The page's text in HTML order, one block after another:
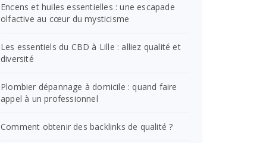
Encens et huiles essentielles : une escapade
olfactive au cœur du mysticisme
Les essentiels du CBD à Lille : alliez qualité et
diversité
Plombier dépannage à domicile : quand faire
appel à un professionnel
Comment obtenir des backlinks de qualité ?